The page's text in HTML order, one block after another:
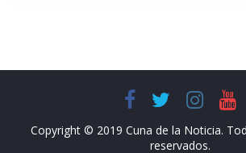
Copyright © 2019 Cuna de la Noticia.
reservados.